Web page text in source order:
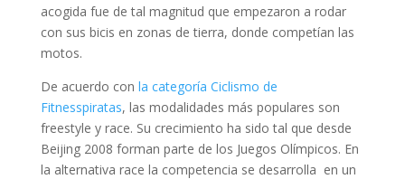
acogida fue de tal magnitud que empezaron a rodar
con sus bicis en zonas de tierra, donde competían las
motos.
De acuerdo con la categoría Ciclismo de
Fitnesspiratas, las modalidades más populares son
freestyle y race. Su crecimiento ha sido tal que desde
Beijing 2008 forman parte de los Juegos Olímpicos. En
la alternativa race la competencia se desarrolla en un